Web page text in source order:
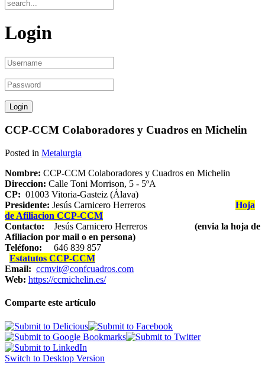
Login
CCP-CCM Colaboradores y Cuadros en Michelin
Posted in Metalurgia
Nombre: CCP-CCM Colaboradores y Cuadros en Michelin
Direccion: Calle Toni Morrison, 5 - 5ºA
CP: 01003 Vitoria-Gasteiz (Álava)
Presidente: Jesús Carnicero Herreros Hoja
de Afiliacion CCP-CCM
Contacto: Jesús Carnicero Herreros (envia la hoja de
Afiliacion por mail o en persona)
Teléfono: 646 839 857
Estatutos CCP-CCM
Email: ccmvit@confcuadros.com
Web: https://ccmichelin.es/
Comparte este artículo
Switch to Desktop Version